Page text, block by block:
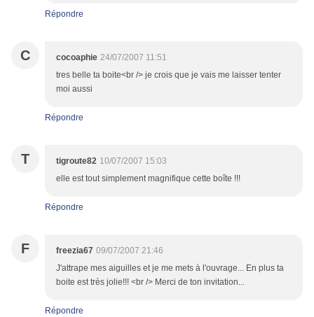
Répondre
C cocoaphie 24/07/2007 11:51
tres belle ta boite<br /> je crois que je vais me laisser tenter
moi aussi
Répondre
T tigroute82 10/07/2007 15:03
elle est tout simplement magnifique cette boîte !!!
Répondre
F freezia67 09/07/2007 21:46
J'attrape mes aiguilles et je me mets à l'ouvrage... En plus ta
boite est très jolie!!! <br /> Merci de ton invitation...
Répondre